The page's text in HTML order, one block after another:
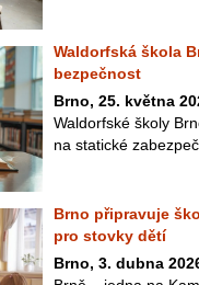
Waldorfská škola
bezpečnost
Brno, 25. května
Waldorfské školy
na statické
Brno připravuje
pro stovky dětí
Brno, 3. dubna